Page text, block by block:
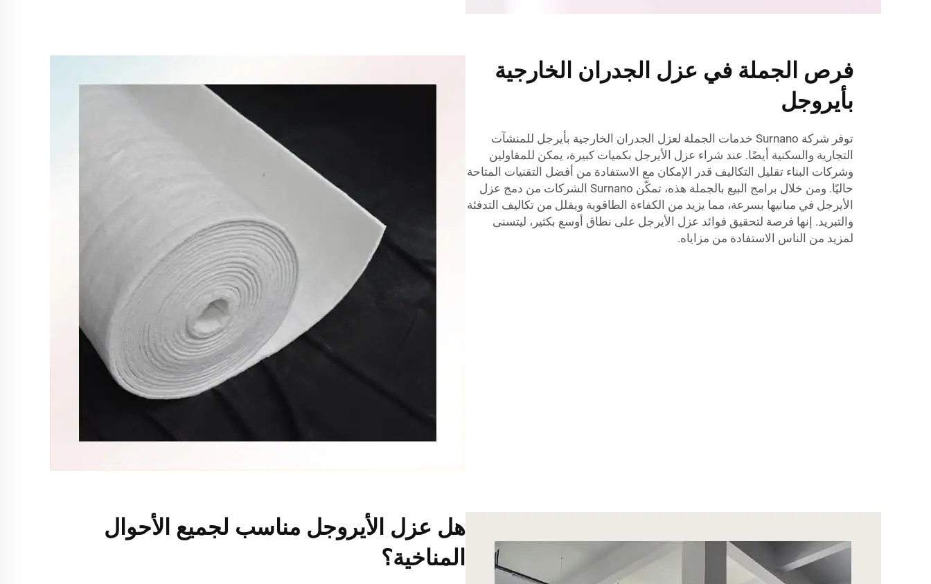
فرص الجملة في عزل الجدران الخارجية
بأيروجل
توفر شركة Surnano خدمات الجملة لعزل الجدران الخارجية بأيرجل للمنشآت
التجارية والسكنية أيضًا. عند شراء عزل الأيرجل بكميات كبيرة، يمكن للمقاولين
وشركات البناء تقليل التكاليف قدر الإمكان مع الاستفادة من أفضل التقنيات المتاحة
حاليًا. ومن خلال برامج البيع بالجملة هذه، تمكّن Surnano الشركات من دمج عزل
الأيرجل في مبانيها بسرعة، مما يزيد من الكفاءة الطاقوية ويقلل من تكاليف التدفئة
والتبريد. إنها فرصة لتحقيق فوائد عزل الأيرجل على نطاق أوسع بكثير، ليتسنى
لمزيد من الناس الاستفادة من مزاياه.
هل عزل الأيروجل مناسب لجميع الأحوال
المناخية؟